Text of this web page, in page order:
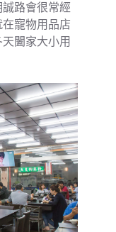
路會很常經
寵物用品店
闔家大小用